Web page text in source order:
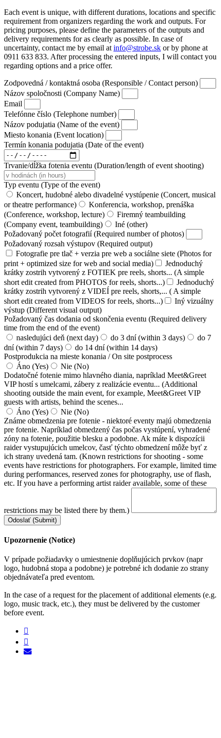
Each event is unique, with different durations, locations and specific
requirement from organizers regarding the work and outputs. For
pricing purposes, please define the parameters of the outputs and
delivery requirements for as clearly as possible. In case of
uncertainty, contact me by email at info@strobe.sk or by phone at
0911 633 833. After processing the entered inputs, I will contact you
regarding options and a price offer.
Zodpovedná / kontaktná osoba (Responsible / Contact person)
Názov spoločnosti (Company Name)
Email
Telefónne číslo (Telephone number)
Názov podujatia (Name of the event)
Miesto konania (Event location)
Termín konania podujatia (Date of the event)
Trvanie/dĺžka fotenia eventu (Duration/length of event shooting)
Typ eventu (Type of the event)
Koncert, hudobné alebo divadelné vystúpenie (Concert, musical
or theatre performance)
Konferencia, workshop, prenáška
(Conference, workshop, lecture)
Firemný teambuilding
(Company event, teambuilding)
Iné (other)
Požadovaný počet fotografií (Required number of photos)
Požadovaný rozsah výstupov (Required output)
Fotografie pre tlač + verzia pre web a sociálne siete (Photos for
print + optimized size for web and social media)
Jednoduchý
krátky zostrih vytvorený z FOTIEK pre reels, shorts... (A simple
short edit created from PHOTOS for reels, shorts...)
Jednoduchý
krátky zostrih vytvorený z VIDEÍ pre reels, shorts,... ( A simple
short edit created from VIDEOS for reels, shorts...)
Iný vizuálny
výstup (Different visual output)
Požadovaný čas dodania od skončenia eventu (Required delivery
time from the end of the event)
nasledujúci deň (next day)
do 3 dní (within 3 days)
do 7
dní (within 7 days)
do 14 dní (within 14 days)
Postprodukcia na mieste konania / On site postprocess
Áno (Yes)
Nie (No)
Dodatočné fotenie mimo hlavného diania, napríklad Meet&Greet
VIP hostí s umelcami, zábery z realizácie eventu... (Additional
shooting outside the main event, for example, Meet&Greet VIP
guests with artists, behind the scenes...
Áno (Yes)
Nie (No)
Známe obmedzenia pre fotenie - niektoré eventy majú obmedzenia
pre fotenie. Napríklad obmedzený čas počas vystúpení, vyhradené
zóny na fotenie, použitie blesku a podobne. Ak máte k dispozícii
raider vystupujúcich umelcov, časť týchto obmedzení môže byť z
ich strany uvedená tam. (Known restrictions for shooting - some
events have restrictions for photographers. For example, limited time
during performances, reserved zones for photography, use of flash,
etc. If you have a performing artist raider available, some of these
restrictions may be listed there by them.)
Odoslať (Submit)
Upozornenie (Notice)
V prípade požiadavky o umiestnenie doplňujúcich prvkov (napr
logo, hudobná stopa a podobne) je potrebné ich dodanie zo strany
objednávateľa pred eventom.
In the case of a request for the placement of additional elements (e.g.
logo, music track, etc.), they must be delivered by the customer
before event.